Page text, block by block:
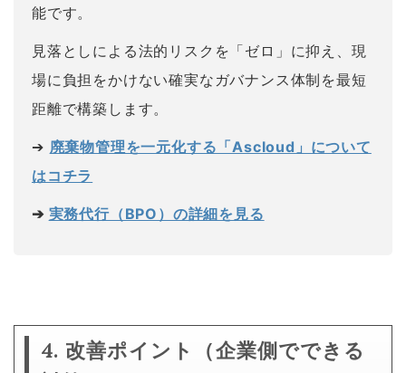
能です。
見落としによる法的リスクを「ゼロ」に抑え、現
場に負担をかけない確実なガバナンス体制を最短
距離で構築します。
➔ 廃棄物管理を一元化する「Ascloud」について
はコチラ
➔ 実務代行（BPO）の詳細を見る
4. 改善ポイント（企業側でできる